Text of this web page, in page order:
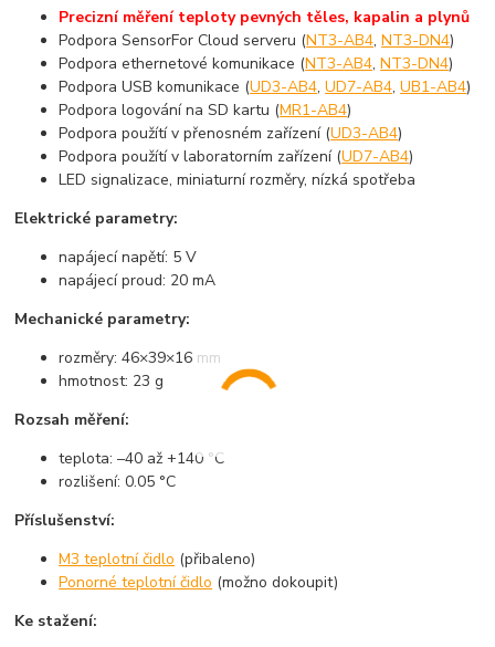
Precizní měření teploty pevných těles, kapalin a plynů
Podpora SensorFor Cloud serveru (NT3-AB4,NT3-DN4)
Podpora ethernetové komunikace (NT3-AB4,NT3-DN4)
Podpora USB komunikace (UD3-AB4,UD7-AB4,UB1-AB4)
Podpora logování na SD kartu (MR1-AB4)
Podpora použítí v přenosném zařízení (UD3-AB4)
Podpora použítí v laboratorním zařízení (UD7-AB4)
LED signalizace, miniaturní rozměry, nízká spotřeba
Elektrické parametry:
napájecí napětí: 5 V
napájecí proud: 20 mA
Mechanické parametry:
rozměry: 46×39×16 mm
hmotnost: 23 g
Rozsah měření:
teplota: –40 až +140 °C
rozlišení: 0.05 °C
Příslušenství:
M3 teplotní čidlo (přibaleno)
Ponorné teplotní čidlo (možno dokoupit)
Ke stažení: